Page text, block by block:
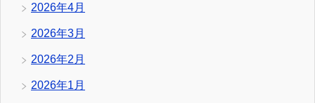
2026年4月
2026年3月
2026年2月
2026年1月